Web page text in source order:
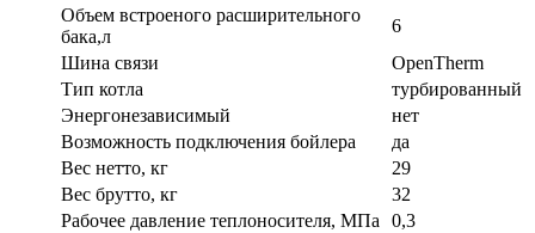
Объем встроеного расширительного
бака,л
6
Шина связи
OpenTherm
Тип котла
турбированный
Энергонезависимый
нет
Возможность подключения бойлера
да
Вес нетто, кг
29
Вес брутто, кг
32
Рабочее давление теплоносителя, МПа
0,3